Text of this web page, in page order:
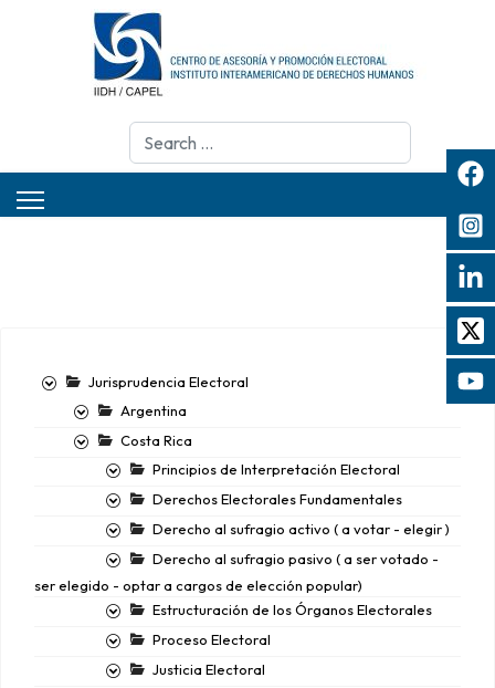
Search
Jurisprudencia Electoral
Argentina
Costa Rica
Principios de Interpretación Electoral
Derechos Electorales Fundamentales
Derecho al sufragio activo ( a votar - elegir )
Derecho al sufragio pasivo ( a ser votado -
ser elegido - optar a cargos de elección popular)
Estructuración de los Órganos Electorales
Proceso Electoral
Justicia Electoral